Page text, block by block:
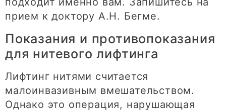
прием к доктору А.Н. Бегме.
Показания и противопоказания
для нитевого лифтинга
Лифтинг нитями считается
малоинвазивным вмешательством.
Однако это операция, нарушающая